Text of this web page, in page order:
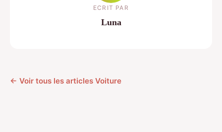
ECRIT PAR
Luna
← Voir tous les articles Voiture